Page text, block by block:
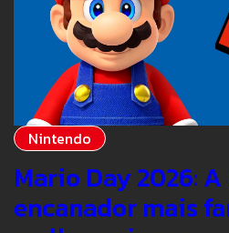
Nintendo
Mario Day 2026:
encanador mais